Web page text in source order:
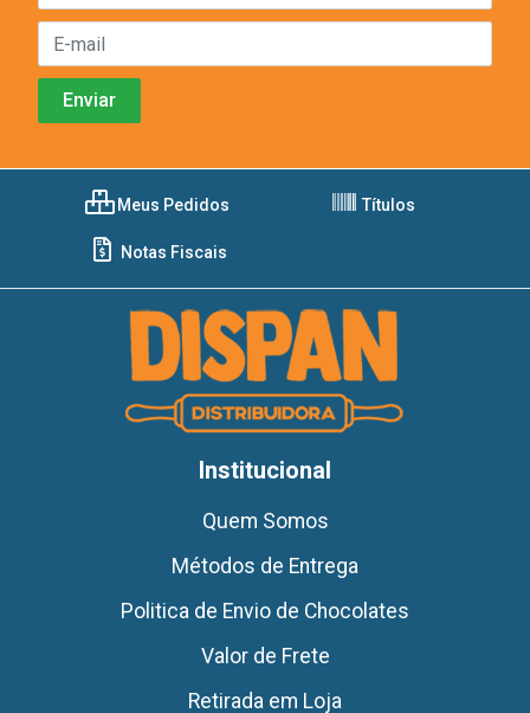
Meus Pedidos Títulos
Notas Fiscais
Institucional
Quem Somos
Métodos de Entrega
Politica de Envio de Chocolates
Valor de Frete
Retirada em Loja